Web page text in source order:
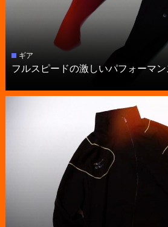
ギア
フルスピードの激しいパフォーマ